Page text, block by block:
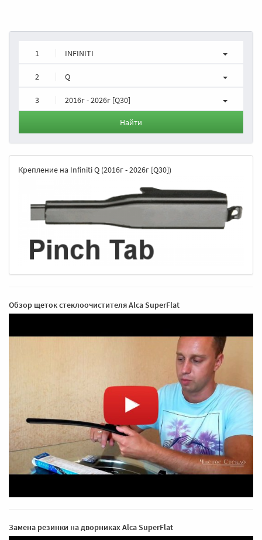
1 INFINITI
2 Q
3 2016г - 2026г [Q30]
Найти
Крепление на Infiniti Q (2016г - 2026г [Q30])
Обзор щеток стеклоочистителя Alca SuperFlat
Замена резинки на дворниках Alca SuperFlat